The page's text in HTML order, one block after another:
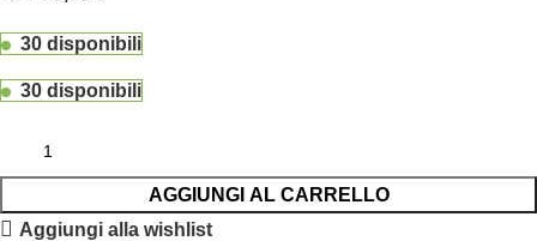
30 disponibili
30 disponibili
AGGIUNGI AL CARRELLO
Aggiungi alla wishlist